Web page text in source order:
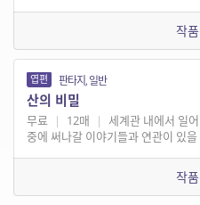
작
엽편 판타지, 일반
산의 비밀
무료 | 12매 | 세계관 내에서 일
중에 써나갈 이야기들과 연관이 있을
작